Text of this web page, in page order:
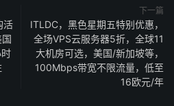
活
下一篇
ITLDC，黑色星期五特别优惠，
全场VPS云服务器5折，全球11
大机房可选，美国/新加坡等，
100Mbps带宽不限流量，低至
16欧元/年